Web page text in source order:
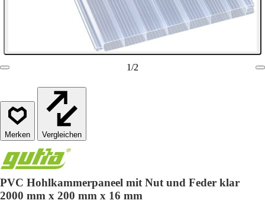
1/2
Vergleichen
PVC Hohlkammerpaneel mit Nut und Feder klar
2000 mm x 200 mm x 16 mm